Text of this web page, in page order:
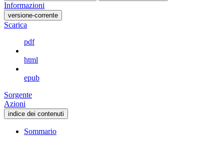
Informazioni
versione-corrente
Scarica
pdf
html
epub
Sorgente
Azioni
indice dei contenuti
Sommario